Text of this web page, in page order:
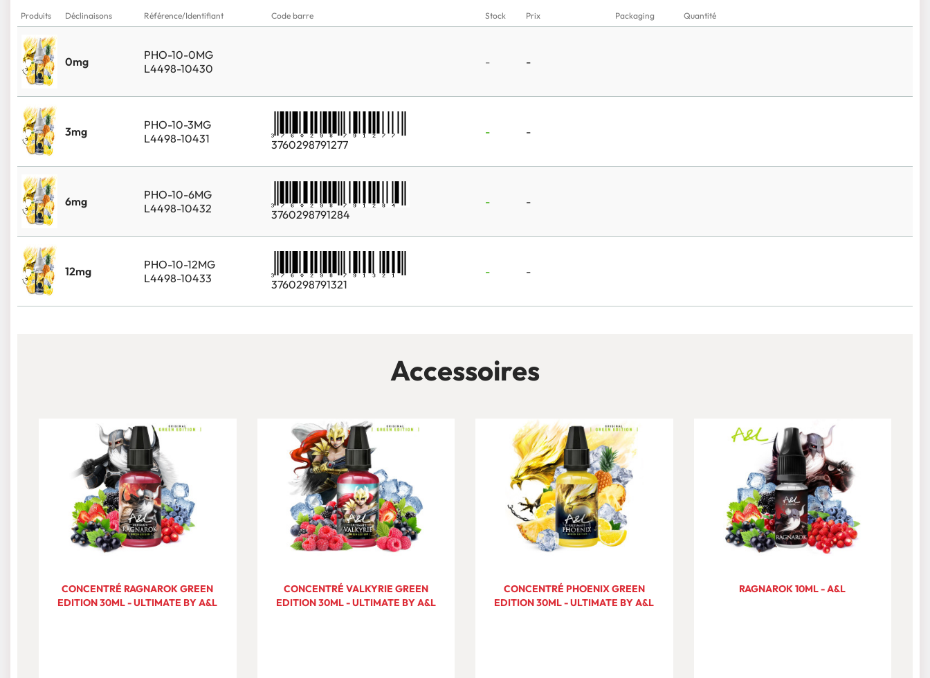
Produits Déclinaisons Référence/Identifiant Code barre Stock Prix Packaging Quantité
0mg
PHO-10-0MG
L4498-10430
- -
3mg
PHO-10-3MG
L4498-10431
3760298791277
- -
6mg
PHO-10-6MG
L4498-10432
3760298791284
- -
12mg
PHO-10-12MG
L4498-10433
3760298791321
- -
Accessoires
CONCENTRÉ RAGNAROK GREEN
EDITION 30ML - ULTIMATE BY A&L
CONCENTRÉ VALKYRIE GREEN
EDITION 30ML - ULTIMATE BY A&L
CONCENTRÉ PHOENIX GREEN
EDITION 30ML - ULTIMATE BY A&L
RAGNAROK 10ML - A&L